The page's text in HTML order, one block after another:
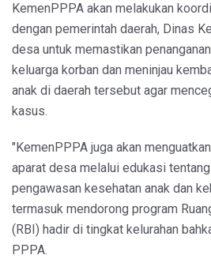
KemenPPPA akan melakukan
dengan pemerintah daerah, Dinas
desa untuk memastikan
keluarga korban dan meninjau
anak di daerah tersebut agar
kasus.
"KemenPPPA juga akan
aparat desa melalui edukasi
pengawasan kesehatan anak dan
termasuk mendorong program
(RBI) hadir di tingkat kelurahan
PPPA.